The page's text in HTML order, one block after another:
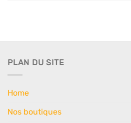
PLAN DU SITE
Home
Nos boutiques